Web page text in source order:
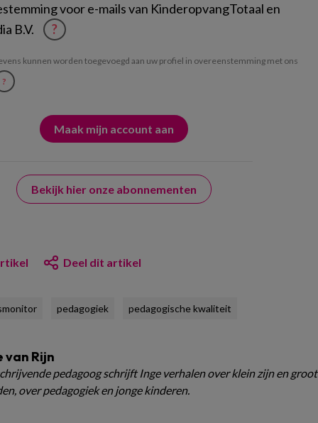
voor e-mails van KinderopvangTotaal en
B.V.
?
kunnen worden toegevoegd aan uw profiel in overeenstemming met ons
?
Bekijk hier onze abonnementen
Deel dit artikel
pedagogiek pedagogische kwaliteit
van Rijn
pedagoog schrijft Inge verhalen over klein zijn en groot
over pedagogiek en jonge kinderen.